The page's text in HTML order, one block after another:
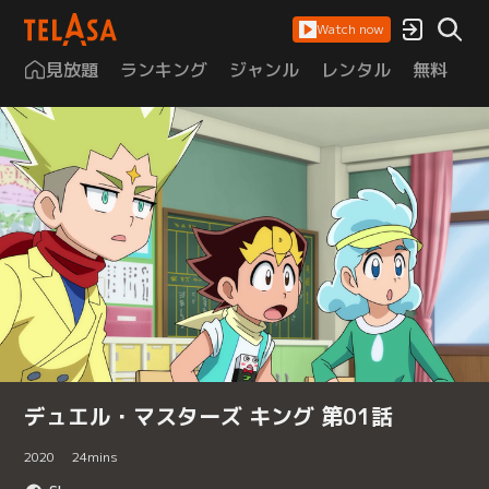
Watch now
見放題 ランキング ジャンル レンタル 無料
デュエル・マスターズ キング 第01話
2020 24mins